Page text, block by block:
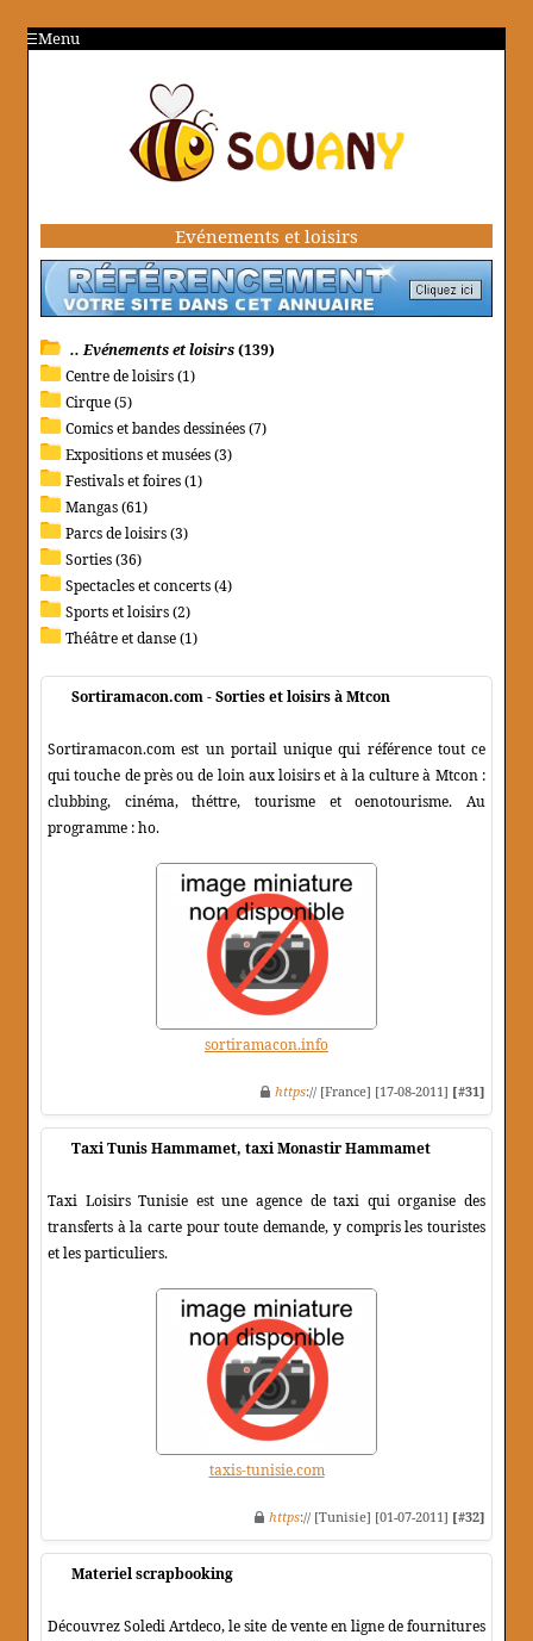
Menu
Evénements et loisirs
.. Evénements et loisirs(139)
Centre de loisirs (1)
Cirque (5)
Comics et bandes dessinées (7)
Expositions et musées (3)
Festivals et foires (1)
Mangas (61)
Parcs de loisirs (3)
Sorties (36)
Spectacles et concerts (4)
Sports et loisirs (2)
Théâtre et danse (1)
Sortiramacon.com - Sorties et loisirs à Mtcon
Sortiramacon.com est un portail unique qui référence tout ce
qui touche de près ou de loin aux loisirs et à la culture à Mtcon :
clubbing, cinéma, théttre, tourisme et oenotourisme. Au
programme : ho.
sortiramacon.info
https:// [France] [17-08-2011] [#31]
Taxi Tunis Hammamet, taxi Monastir Hammamet
Taxi Loisirs Tunisie est une agence de taxi qui organise des
transferts à la carte pour toute demande, y compris les touristes
et les particuliers.
taxis-tunisie.com
https:// [Tunisie] [01-07-2011] [#32]
Materiel scrapbooking
Découvrez Soledi Artdeco, le site de vente en ligne de fournitures